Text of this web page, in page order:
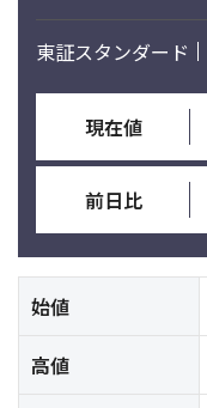
東証スタンダード
現在値
前日比
始値
高値